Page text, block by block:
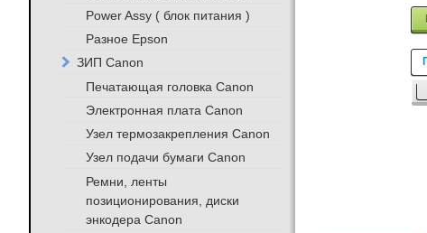
Power Assy ( блок питания )
Разное Epson
ЗИП Canon
Печатающая головка Canon
Электронная плата Canon
Узел термозакрепления Canon
Узел подачи бумаги Canon
Ремни, ленты
позиционирования, диски
энкодера Canon